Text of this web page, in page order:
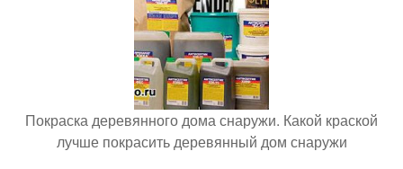
Покраска деревянного дома снаружи. Какой краской
лучше покрасить деревянный дом снаружи